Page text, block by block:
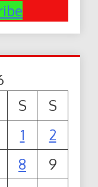
S
S
1
2
8
9